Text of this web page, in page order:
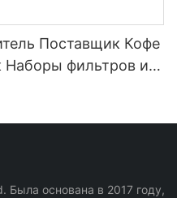
Поставщик Кофе
Наборы фильтров из
Была основана в 2017 году,